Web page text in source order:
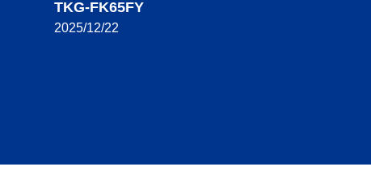
TKG-FK65FY
2025/12/22